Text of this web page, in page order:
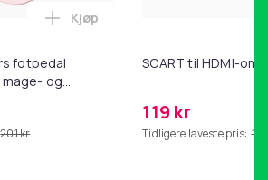
fotpedal
og
Pink
201 kr
Legg Magetrener, 6-rørs
Kjøp
SCART til HDMI-
119 kr
Tidligere laveste pris: